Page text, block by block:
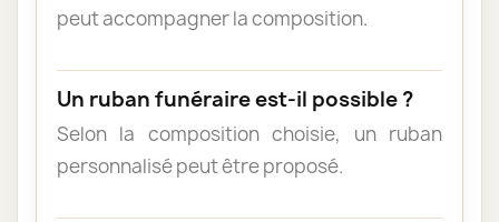
peut accompagner la composition.
Un ruban funéraire est-il possible ?
Selon la composition choisie, un ruban
personnalisé peut être proposé.